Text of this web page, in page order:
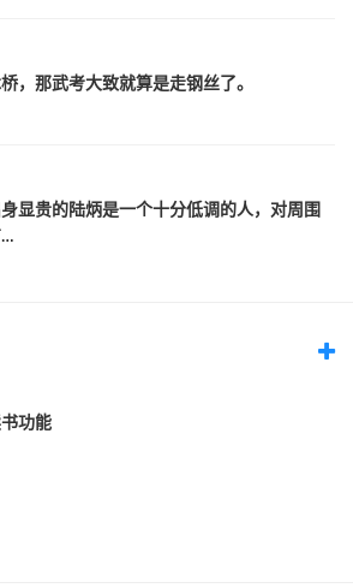
，那武考大致就算是走钢丝了。
显贵的陆炳是一个十分低调的人，对周围
…
功能